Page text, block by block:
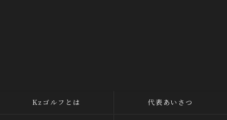
Kzゴルフとは 代表あいさつ